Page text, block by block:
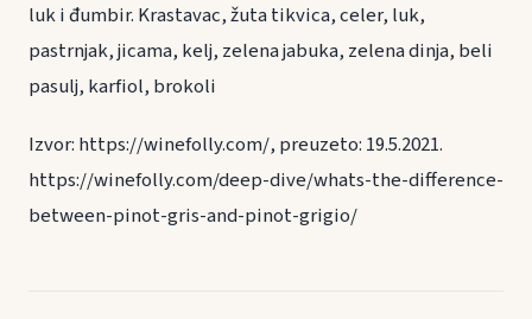
luk i đumbir. Krastavac, žuta tikvica, celer, luk,
pastrnjak, jicama, kelj, zelena jabuka, zelena dinja, beli
pasulj, karfiol, brokoli
Izvor: https://winefolly.com/, preuzeto: 19.5.2021.
https://winefolly.com/deep-dive/whats-the-difference-
between-pinot-gris-and-pinot-grigio/